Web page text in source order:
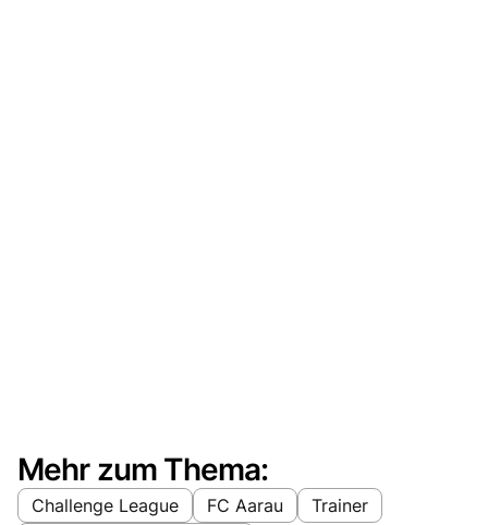
Mehr zum Thema:
Challenge League FC Aarau Trainer